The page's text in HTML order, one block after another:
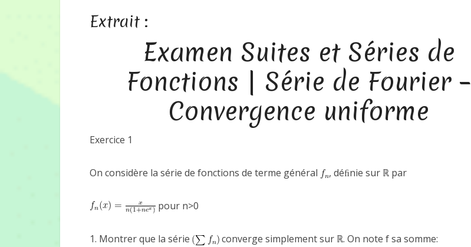
Extrait :
Examen Suites et Séries de
Fonctions | Série de Fourier –
Convergence uniforme
Exercice 1
On considère la série de fonctions de terme général , déﬁnie sur ℝ par
pour n>0
1. Montrer que la série
converge simplement sur ℝ. On note f sa somme: